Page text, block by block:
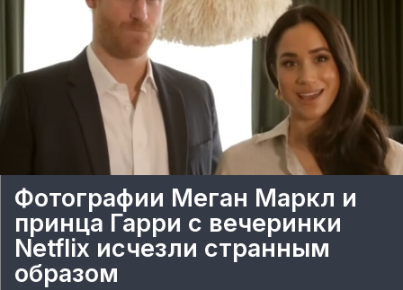
Фотографии Меган Маркл и
принца Гарри с вечеринки
Netflix исчезли странным
образом